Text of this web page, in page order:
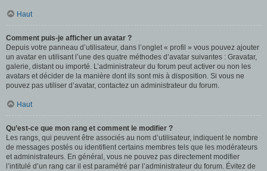
Haut
Comment puis-je afficher un avatar ?
Depuis votre panneau d’utilisateur, dans l’onglet « profil » vous pouvez ajouter
un avatar en utilisant l’une des quatre méthodes d’avatar suivantes : Gravatar,
galerie, distant ou importé. L’administrateur du forum peut activer ou non les
avatars et décider de la manière dont ils sont mis à disposition. Si vous ne
pouvez pas utiliser d’avatar, contactez un administrateur du forum.
Haut
Qu’est-ce que mon rang et comment le modifier ?
Les rangs, qui peuvent être associés au nom d’utilisateur, indiquent le nombre
de messages postés ou identifient certains membres tels que les modérateurs
et administrateurs. En général, vous ne pouvez pas directement modifier
l’intitulé d’un rang car il est paramétré par l’administrateur du forum. Évitez de